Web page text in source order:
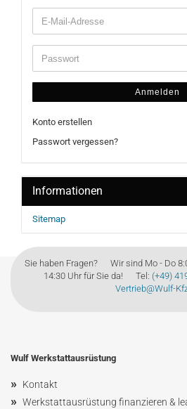
Anmelden
Konto erstellen
Passwort vergessen?
Informationen
Sitemap
Sie haben Fragen? Wir sind Mo - Do
14:30 Uhr für Sie da! Tel: (+49)
Vertrieb@Wulf-
Wulf Werkstattausrüstung
» Kontakt
» Werkstattausrüstung finanzieren &